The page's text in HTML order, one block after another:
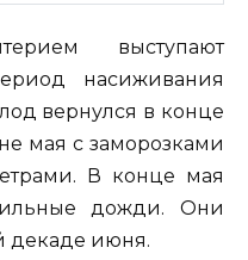
выступают
насиживания
вернулся в конце
мая с заморозками
В конце мая
дожди. Они
декаде июня.